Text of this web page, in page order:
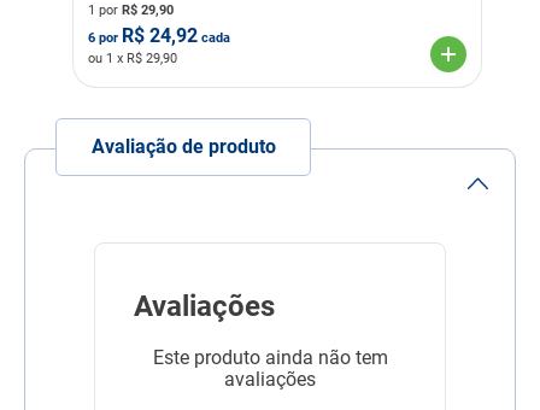
1 por R$ 29,90
6 por R$ 24,92 cada
ou 1 x R$ 29,90
Avaliação de produto
Avaliações
Este produto ainda não tem
avaliações